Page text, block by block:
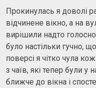
Прокинулась я доволі
відчинене вікно, а на
вирішили надто
було настільки гучно,
поверсі я чітко чула
з чаїв, які тепер були у
ближче до вікна і